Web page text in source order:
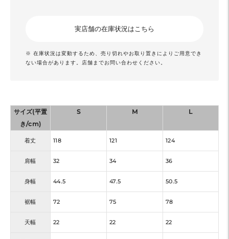
実店舗の在庫状況はこちら
※ 在庫状況は変動するため、売り切れやお取り置きによりご用意でき
ない場合があります。店舗までお問い合わせください。
サイズ(平置
き/cm)
S M L
着丈 118 121 124
肩幅 32 34 36
身幅 44.5 47.5 50.5
裾幅 72 75 78
天幅 22 22 22